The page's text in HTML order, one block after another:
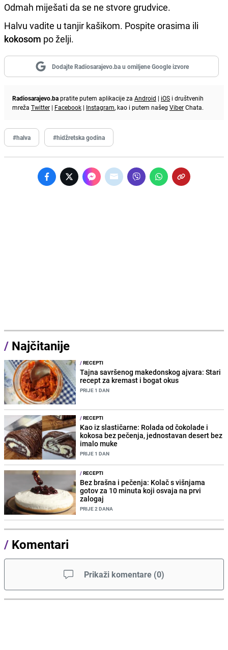
Odmah miješati da se ne stvore grudvice.
Halvu vadite u tanjir kašikom. Pospite orasima ili
kokosom po želji.
Dodajte Radiosarajevo.ba u omiljene Google izvore
Radiosarajevo.bapratite putem aplikacije za Android | iOS i društvenih
mreža Twitter | Facebook | Instagram, kao i putem našeg ViberChata.
#halva #hidžretska godina
/ Najčitanije
/RECEPTI
Tajna savršenog makedonskog ajvara: Stari
recept za kremast i bogat okus
PRIJE 1 DAN
/RECEPTI
Kao iz slastičarne: Rolada od čokolade i
kokosa bez pečenja, jednostavan desert bez
imalo muke
PRIJE 1 DAN
/RECEPTI
Bez brašna i pečenja: Kolač s višnjama
gotov za 10 minuta koji osvaja na prvi
zalogaj
PRIJE 2 DANA
/ Komentari
Prikaži komentare (0)